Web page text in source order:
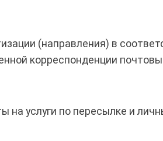
(направления) в
корреспонденции
услуги по пересылке и